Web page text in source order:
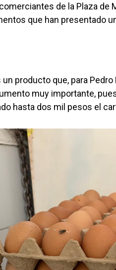
de la Plaza de
que han presentado
un producto que, para
muy importante,
hasta dos mil pesos el